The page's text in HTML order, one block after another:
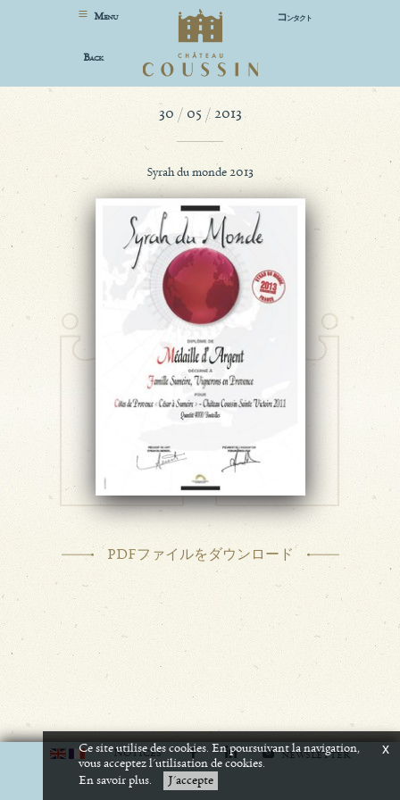
MENU コンタクト
BACK
30 / 05 / 2013
Syrah du monde 2013
PDFファイルをダウンロード
NOTICES NEWSLETTER
Ce site utilise des cookies. En poursuivant la navigation,
vous acceptez l'utilisation de cookies.
En savoir plus.
J'accepte
x